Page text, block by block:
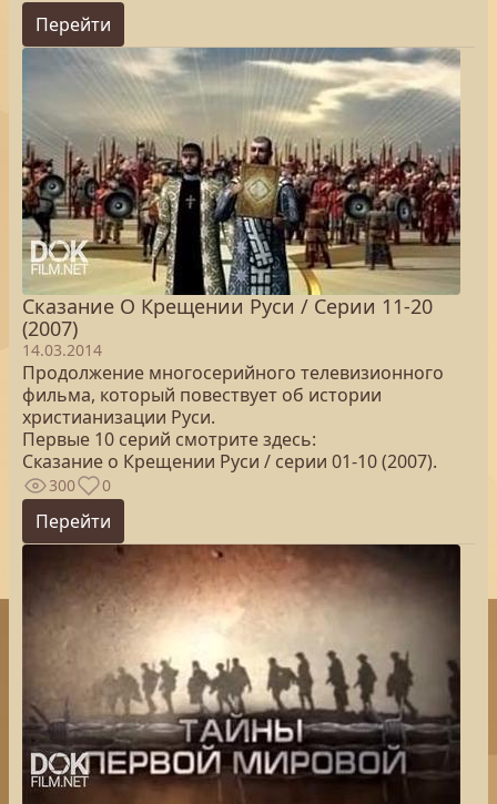
Перейти
Сказание О Крещении Руси / Серии 11-20
(2007)
14.03.2014
Продолжение многосерийного телевизионного
фильма, который повествует об истории
христианизации Руси.
Первые 10 серий смотрите здесь:
Сказание о Крещении Руси / серии 01-10 (2007).
300 0
Перейти